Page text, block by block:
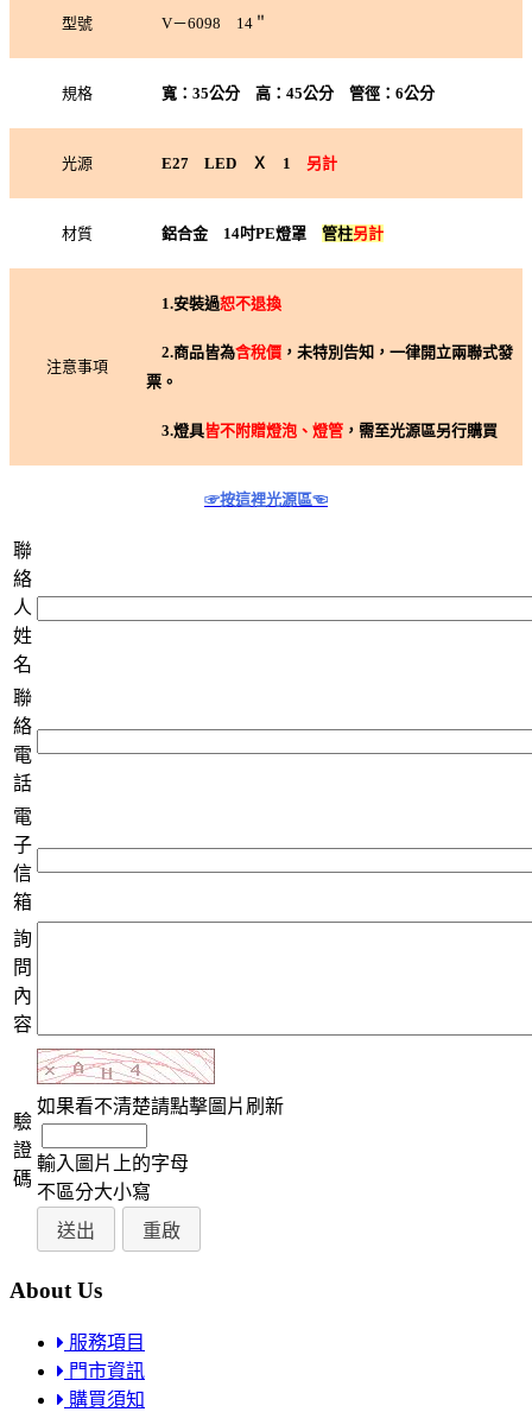
型號 V－6098 14＂
規格 寬：35公分 高：45公分 管徑：6公分
光源 E27 LED Ｘ 1 另計
材質 鋁合金 14吋PE燈罩 管柱另計
注意事項
1.安裝過恕不退換
2.商品皆為含稅價 ，未特別告知，一律開立兩聯式發
票。
3.燈具皆不附贈燈泡、燈管 ，需至光源區另行購買
☞按這裡光源區☜
聯
絡
人
姓
名
聯
絡
電
話
電
子
信
箱
詢
問
內
容
驗
證
碼
如果看不清楚請點擊圖片刷新
輸入圖片上的字母
不區分大小寫
About Us
服務項目
門市資訊
購買須知